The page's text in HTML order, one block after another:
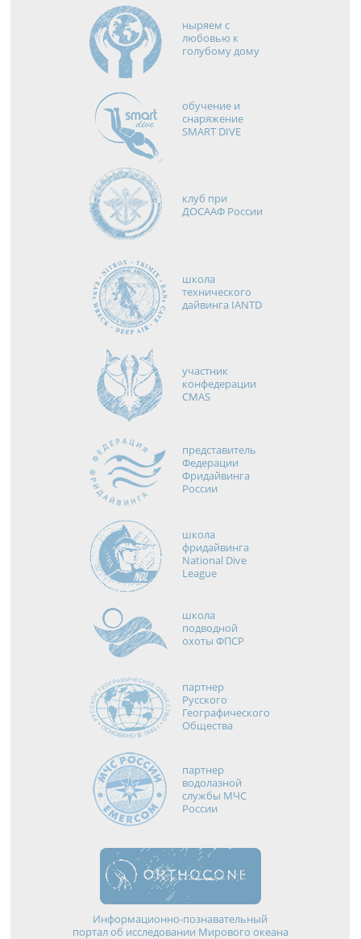
ныряем с
любовью к
голубому дому
обучение и
снаряжение
SMART DIVE
клуб при
ДОСААФ России
школа
технического
дайвинга IANTD
участник
конфедерации
CMAS
представитель
Федерации
Фридайвинга
России
школа
фридайвинга
National Dive
League
школа
подводной
охоты ФПСР
партнер
Русского
Географического
Общества
партнер
водолазной
службы МЧС
России
Информационно-познавательный
портал об исследовании Мирового океана